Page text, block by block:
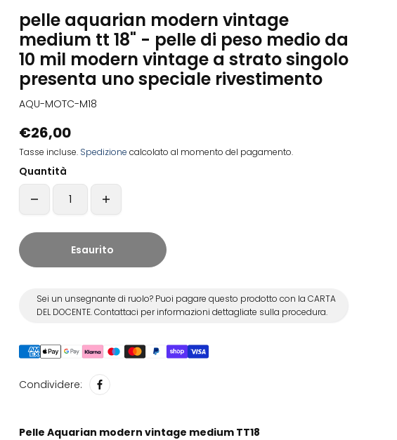
pelle aquarian modern vintage
medium tt 18" - pelle di peso medio da
10 mil modern vintage a strato singolo
presenta uno speciale rivestimento
AQU-MOTC-M18
€26,00
Tasse incluse. Spedizione calcolato al momento del pagamento.
Quantità
Esaurito
Sei un unsegnante di ruolo? Puoi pagare questo prodotto con la CARTA
DEL DOCENTE. Contattaci per informazioni dettagliate sulla procedura.
Condividere:
Pelle Aquarian modern vintage medium TT18